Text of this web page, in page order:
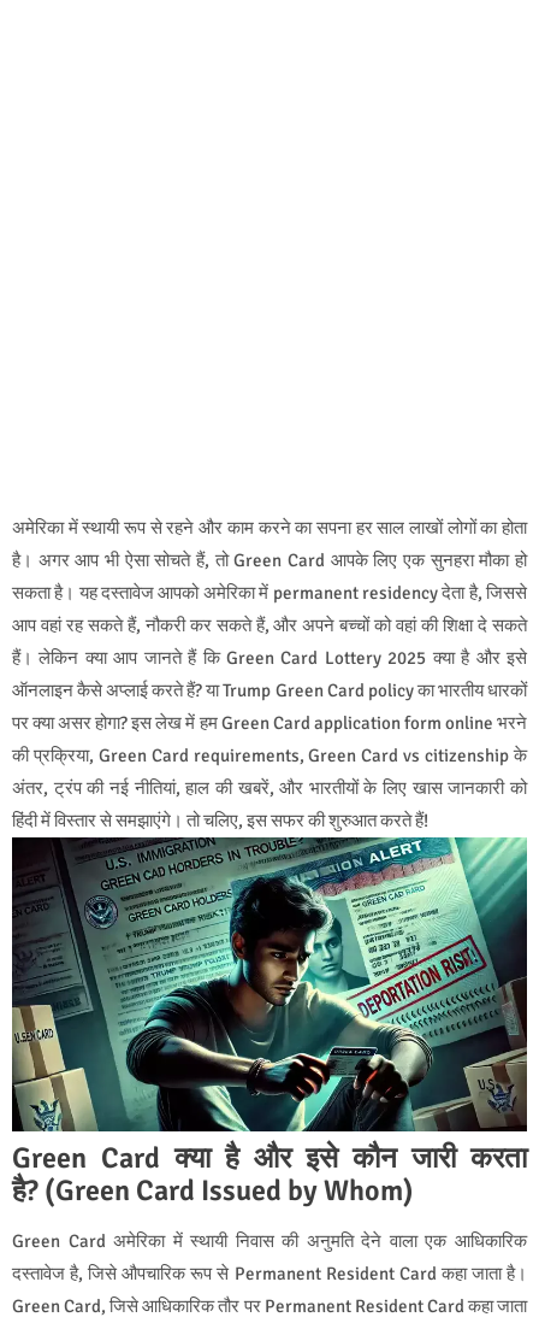
अमेरिका में स्थायी रूप से रहने और काम करने का सपना हर साल लाखों लोगों का होता
है। अगर आप भी ऐसा सोचते हैं, तो Green Card आपके लिए एक सुनहरा मौका हो
सकता है। यह दस्तावेज आपको अमेरिका में permanent residency देता है, जिससे
आप वहां रह सकते हैं, नौकरी कर सकते हैं, और अपने बच्चों को वहां की शिक्षा दे सकते
हैं। लेकिन क्या आप जानते हैं कि Green Card Lottery 2025 क्या है और इसे
ऑनलाइन कैसे अप्लाई करते हैं? या Trump Green Card policy का भारतीय धारकों
पर क्या असर होगा? इस लेख में हम Green Card application form online भरने
की प्रक्रिया, Green Card requirements, Green Card vs citizenship के
अंतर, ट्रंप की नई नीतियां, हाल की खबरें, और भारतीयों के लिए खास जानकारी को
हिंदी में विस्तार से समझाएंगे। तो चलिए, इस सफर की शुरुआत करते हैं!
Green Card क्या है और इसे कौन जारी करता
है? (Green Card Issued by Whom)
Green Card अमेरिका में स्थायी निवास की अनुमति देने वाला एक आधिकारिक
दस्तावेज है, जिसे औपचारिक रूप से Permanent Resident Card कहा जाता है।
Green Card, जिसे आधिकारिक तौर पर Permanent Resident Card कहा जाता